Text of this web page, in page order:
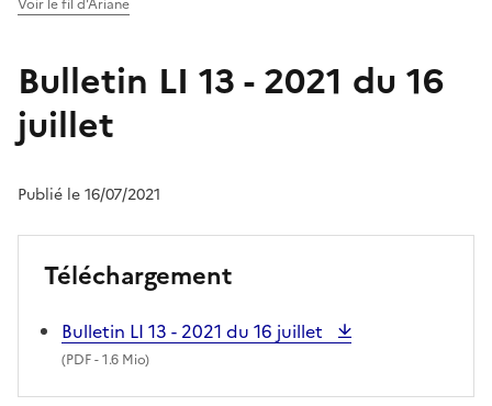
Bulletin LI 13 - 2021 du 16
juillet
Publié le 16/07/2021
Téléchargement
Bulletin LI 13 - 2021 du 16 juillet
(PDF- 1.6 Mio)